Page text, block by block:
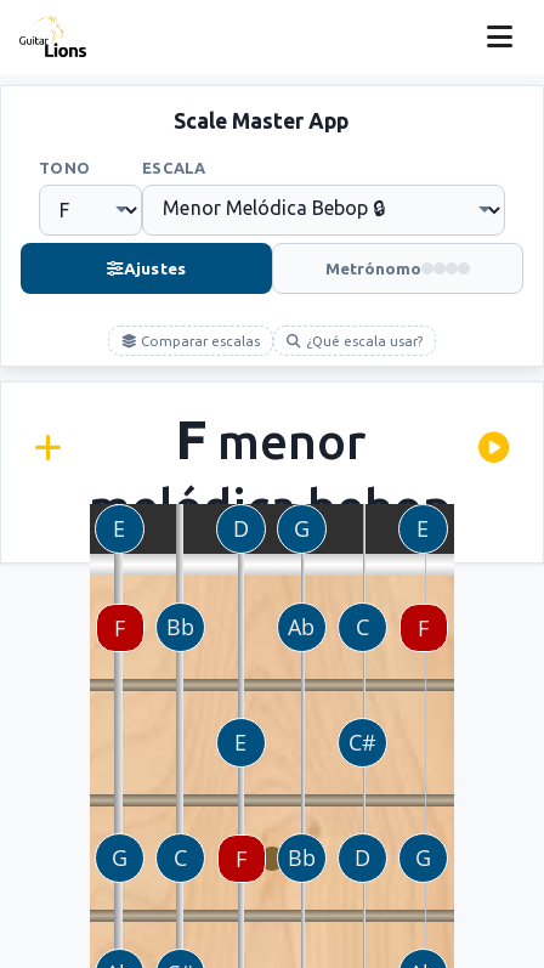
Scale Master App
TONO ESCALA
Ajustes Metrónomo
Comparar escalas ¿Qué escala usar?
F menor
melódica bebop